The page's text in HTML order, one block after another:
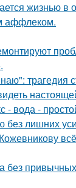
жизнью в
аффлеком.
трагедия
вода -
без лишних
без